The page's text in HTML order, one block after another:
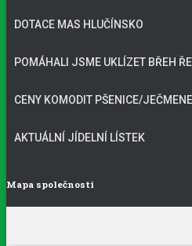
DOTACE MAS HLUČÍNSKO
POMÁHALI JSME UKLÍZET BŘEH
CENY KOMODIT PŠENICE/
AKTUÁLNÍ JÍDELNÍ LÍSTEK
Mapa společnosti